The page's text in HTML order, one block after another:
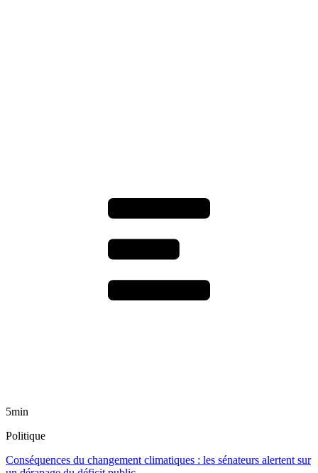
5min
Politique
Conséquences du changement climatiques : les sénateurs alertent sur